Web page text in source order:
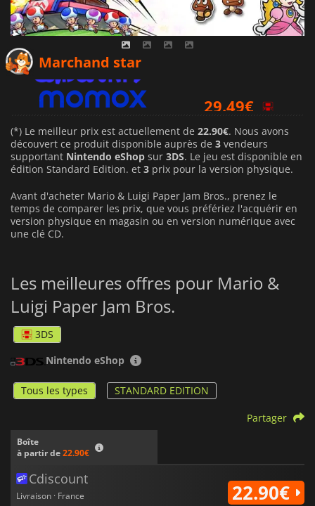
Marchand star
29.49 €
44.95€
(*) Le meilleur prix est actuellement de 22.90€. Nous avons
découvert ce produit disponible auprès de 3 vendeurs
supportant Nintendo eShop sur 3DS. Le jeu est disponible en
édition Standard Edition. et 3 prix pour la version physique.
Avant d'acheter Mario & Luigi Paper Jam Bros., prenez le
temps de comparer les prix, que vous préfériez l'acquérir en
version physique en magasin ou en version numérique avec
une clé CD.
Les meilleures offres pour Mario &
Luigi Paper Jam Bros.
3DS
Nintendo eShop
Tous les types STANDARD EDITION
Boîte
à partir de22.90€
Partager
Cdiscount
Livraison · France 22.90€